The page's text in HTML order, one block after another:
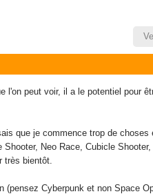
peut voir, il a le potentiel pour
que je commence trop de
Neo Race, Cubicle
très bientôt.
Cyberpunk et non Space